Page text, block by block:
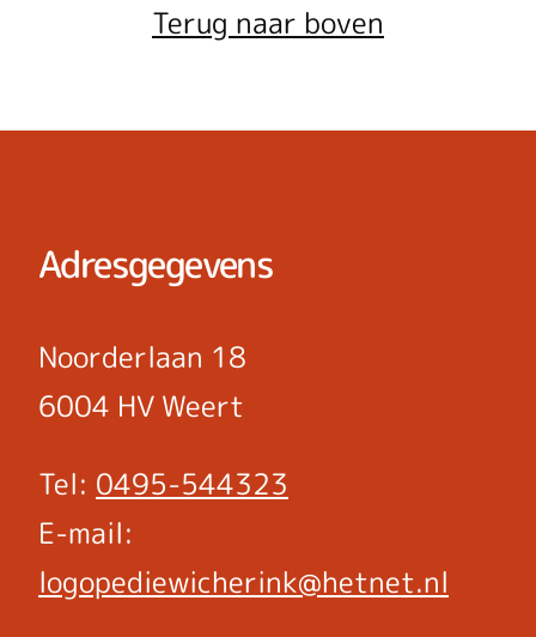
Terug naar boven
Adresgegevens
Noorderlaan 18
6004 HV Weert
Tel: 0495-544323
E-mail:
logopediewicherink@hetnet.nl